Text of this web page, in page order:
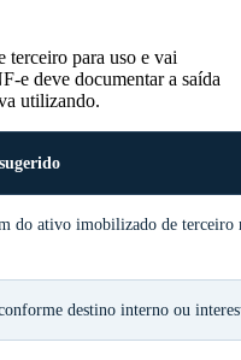
terceiro para uso e vai
e deve documentar a saída
utilizando.
do ativo imobilizado de terceiro
destino interno ou